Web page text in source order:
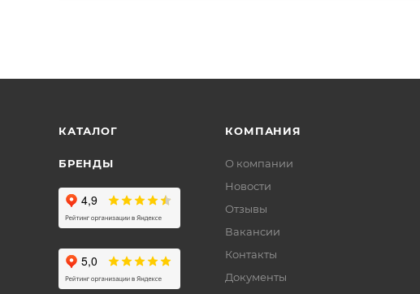
КАТАЛОГ
БРЕНДЫ
КОМПАНИЯ
О компании
Новости
Отзывы
Вакансии
Контакты
Документы